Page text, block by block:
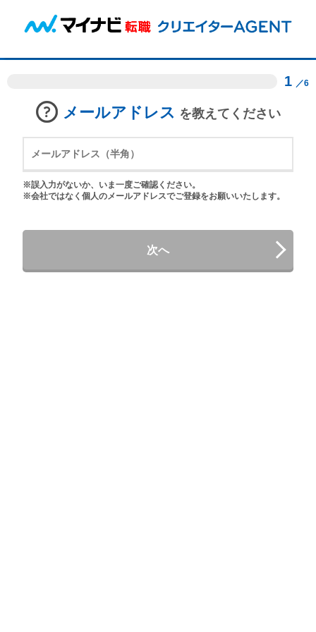
1 ／6
メールアドレス を教えてください
※誤入力がないか、いま一度ご確認ください。
※会社ではなく個人のメールアドレスでご登録をお願いいたします。
次へ